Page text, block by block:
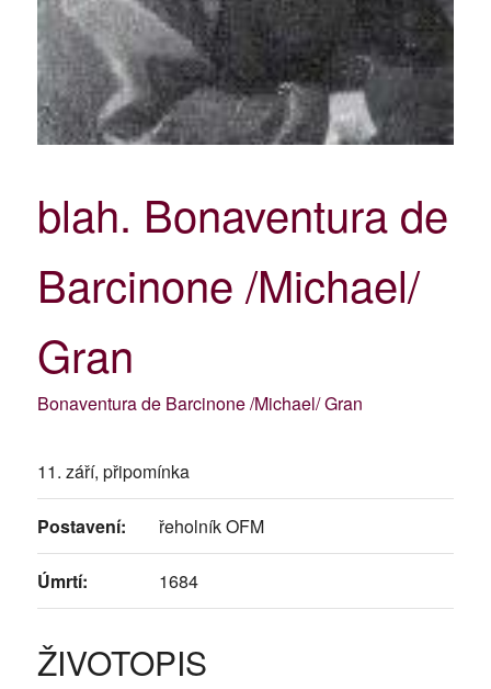
blah. Bonaventura de
Barcinone /Michael/
Gran
Bonaventura de Barcinone /Michael/ Gran
11. září, připomínka
Postavení: řeholník OFM
Úmrtí: 1684
ŽIVOTOPIS